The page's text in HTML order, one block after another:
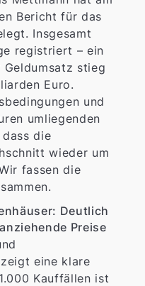
Bericht für das
Insgesamt
registriert – ein
Geldumsatz stieg
Euro.
und
umliegenden
die
wieder um
fassen die
Deutlich
Preise
eine klare
Kauffällen ist